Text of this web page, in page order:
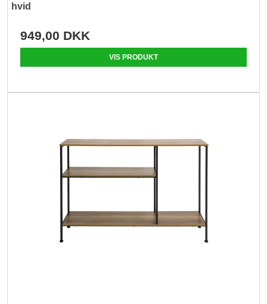
hvid
949,00 DKK
VIS PRODUKT